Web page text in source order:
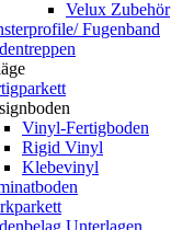
Velux Zubehör
Fugenband
Vinyl-Fertigboden
Rigid Vinyl
Klebevinyl
Unterlagen